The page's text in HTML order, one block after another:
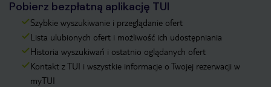
Pobierz bezpłatną aplikację TUI
Szybkie wyszukiwanie i przeglądanie ofert
Lista ulubionych ofert i możliwość ich udostępniania
Historia wyszukiwań i ostatnio oglądanych ofert
Kontakt z TUI i wszystkie informacje o Twojej rezerwacji w
myTUI